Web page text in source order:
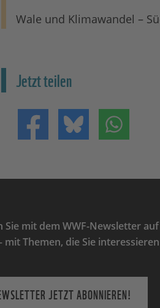
Wale und Klimawandel –
Jetzt teilen
Teilen auf Facebook
Teilen auf
Sie mit dem WWF-Newsletter
mit Themen, die Sie
JETZT ABONNIEREN!